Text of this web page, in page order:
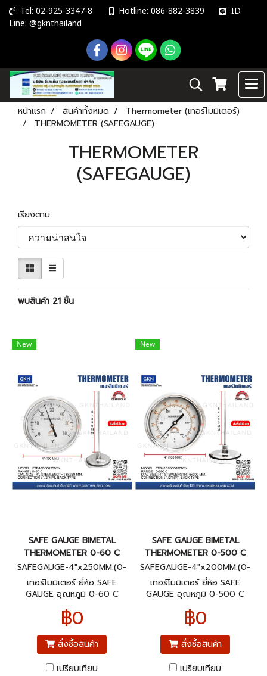
Tel: 02-925-3347-8 Hotline: 086-882-3839 ID
Line: @gknthailand
หน้าแรก สินค้าทั้งหมด
Thermometer (เทอร์โมมิเตอร์)
THERMOMETER (SAFEGAUGE)
THERMOMETER
(SAFEGAUGE)
เรียงตาม
พบสินค้า 21 ชิ้น
New
SAFE GAUGE BIMETAL
THERMOMETER 0-60 C
SAFEGAUGE-4"x250MM.(0-
60C)BACK
เทอร์โมมิเตอร์ ยี่ห้อ SAFE
GAUGE อุณหภูมิ 0-60 C
เกลียวออกหลัง 1/2"NPT
฿0
สั่งซื้อสินค้า
เปรียบเทียบ
New
SAFE GAUGE BIMETAL
THERMOMETER 0-500 C
SAFEGAUGE-4"x200MM.(0-
500C)BACK
เทอร์โมมิเตอร์ ยี่ห้อ SAFE
GAUGE อุณหภูมิ 0-500 C
เกลียวออกหลัง 1/2"NPT
฿0
สั่งซื้อสินค้า
เปรียบเทียบ